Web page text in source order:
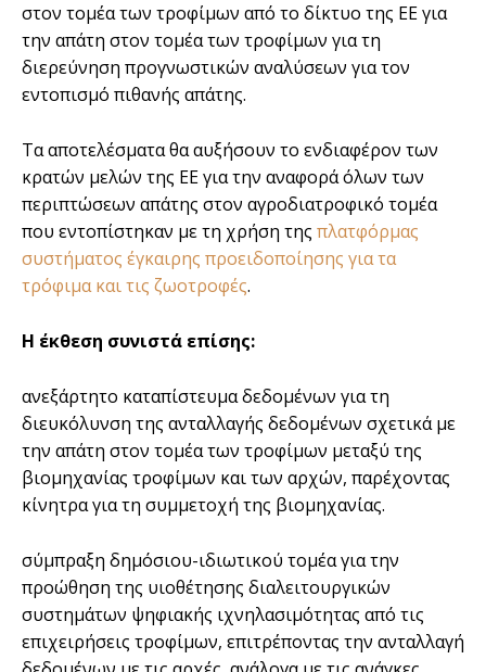
στον τομέα των τροφίμων από το δίκτυο της ΕΕ για
την απάτη στον τομέα των τροφίμων για τη
διερεύνηση προγνωστικών αναλύσεων για τον
εντοπισμό πιθανής απάτης.
Τα αποτελέσματα θα αυξήσουν το ενδιαφέρον των
κρατών μελών της ΕΕ για την αναφορά όλων των
περιπτώσεων απάτης στον αγροδιατροφικό τομέα
που εντοπίστηκαν με τη χρήση της πλατφόρμας
συστήματος έγκαιρης προειδοποίησης για τα
τρόφιμα και τις ζωοτροφές.
Η έκθεση συνιστά επίσης:
ανεξάρτητο καταπίστευμα δεδομένων για τη
διευκόλυνση της ανταλλαγής δεδομένων σχετικά με
την απάτη στον τομέα των τροφίμων μεταξύ της
βιομηχανίας τροφίμων και των αρχών, παρέχοντας
κίνητρα για τη συμμετοχή της βιομηχανίας.
σύμπραξη δημόσιου-ιδιωτικού τομέα για την
προώθηση της υιοθέτησης διαλειτουργικών
συστημάτων ψηφιακής ιχνηλασιμότητας από τις
επιχειρήσεις τροφίμων, επιτρέποντας την ανταλλαγή